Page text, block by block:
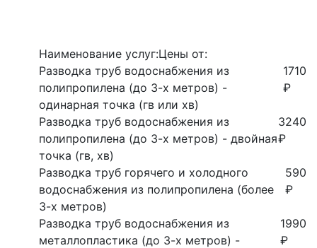
Наименование услуг:Цены от:
Разводка труб водоснабжения из
полипропилена (до 3-х метров) -
одинарная точка (гв или хв)
1710
₽
Разводка труб водоснабжения из
полипропилена (до 3-х метров) - двойная
точка (гв, хв)
3240
₽
Разводка труб горячего и холодного
водоснабжения из полипропилена (более
3-х метров)
590
₽
Разводка труб водоснабжения из
металлопластика (до 3-х метров) -
1990
₽